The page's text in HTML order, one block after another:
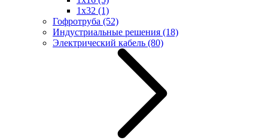
1x32 (1)
Гофротруба (52)
Индустриальные решения (18)
Электрический кабель (80)